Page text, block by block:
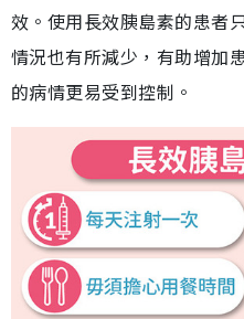
效。使用長效胰島素的患者
情況也有所減少，有助增加
的病情更易受到控制。